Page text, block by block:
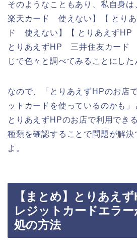
そのようなこともあり、私自身
楽天カード 使えない】【 とり
ド 使えない】【 とりあえず
とりあえずHP 三井住友カード
じで色々と調べてみることにした
なので、「とりあえずHPのお店
ットカードを使っているのかも」
とりあえずHPのお店で利用でき
種類を確認することで問題が解決
よ。
【まとめ】とりあえ
レジットカードエラ
処の方法